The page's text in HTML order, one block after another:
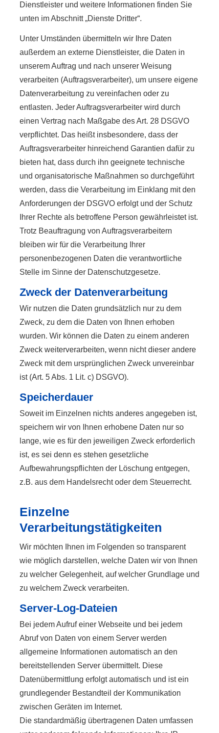
Dienstleister und weitere Informationen finden Sie
unten im Abschnitt „Dienste Dritter“.
Unter Umständen übermitteln wir Ihre Daten
außerdem an externe Dienstleister, die Daten in
unserem Auftrag und nach unserer Weisung
verarbeiten (Auftragsverarbeiter), um unsere eigene
Datenverarbeitung zu vereinfachen oder zu
entlasten. Jeder Auftragsverarbeiter wird durch
einen Vertrag nach Maßgabe des Art. 28 DSGVO
verpflichtet. Das heißt insbesondere, dass der
Auftragsverarbeiter hinreichend Garantien dafür zu
bieten hat, dass durch ihn geeignete technische
und organisatorische Maßnahmen so durchgeführt
werden, dass die Verarbeitung im Einklang mit den
Anforderungen der DSGVO erfolgt und der Schutz
Ihrer Rechte als betroffene Person gewährleistet ist.
Trotz Beauftragung von Auftragsverarbeitern
bleiben wir für die Verarbeitung Ihrer
personenbezogenen Daten die verantwortliche
Stelle im Sinne der Datenschutzgesetze.
Zweck der Datenverarbeitung
Wir nutzen die Daten grundsätzlich nur zu dem
Zweck, zu dem die Daten von Ihnen erhoben
wurden. Wir können die Daten zu einem anderen
Zweck weiterverarbeiten, wenn nicht dieser andere
Zweck mit dem ursprünglichen Zweck unvereinbar
ist (Art. 5 Abs. 1 Lit. c) DSGVO).
Speicherdauer
Soweit im Einzelnen nichts anderes angegeben ist,
speichern wir von Ihnen erhobene Daten nur so
lange, wie es für den jeweiligen Zweck erforderlich
ist, es sei denn es stehen gesetzliche
Aufbewahrungspflichten der Löschung entgegen,
z.B. aus dem Handelsrecht oder dem Steuerrecht.
Einzelne
Verarbeitungstätigkeiten
Wir möchten Ihnen im Folgenden so transparent
wie möglich darstellen, welche Daten wir von Ihnen
zu welcher Gelegenheit, auf welcher Grundlage und
zu welchem Zweck verarbeiten.
Server-Log-Dateien
Bei jedem Aufruf einer Webseite und bei jedem
Abruf von Daten von einem Server werden
allgemeine Informationen automatisch an den
bereitstellenden Server übermittelt. Diese
Datenübermittlung erfolgt automatisch und ist ein
grundlegender Bestandteil der Kommunikation
zwischen Geräten im Internet.
Die standardmäßig übertragenen Daten umfassen